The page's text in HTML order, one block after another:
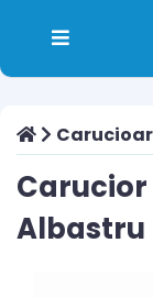
Carucior
Albastru